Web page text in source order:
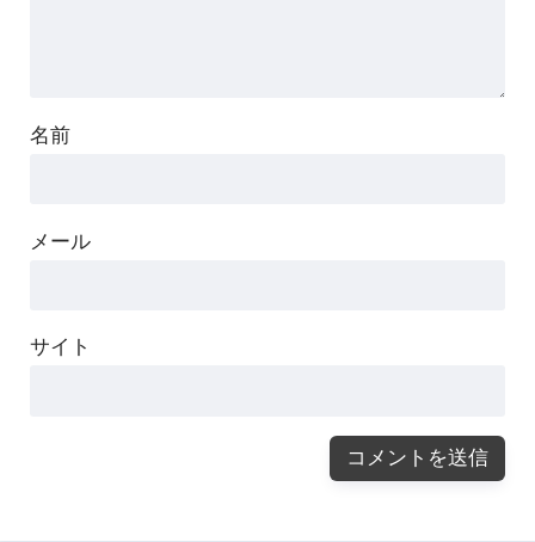
名前
メール
サイト